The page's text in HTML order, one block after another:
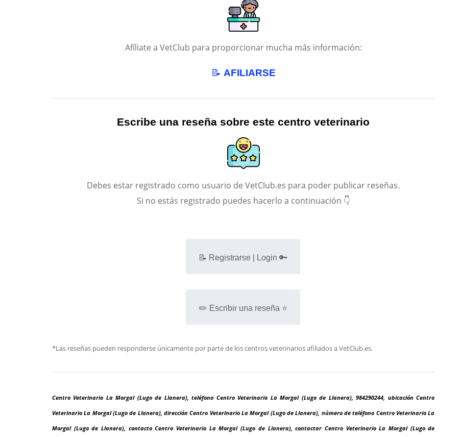
Afíliate a VetClub para proporcionar mucha más información:
📝 AFILIARSE
Escribe una reseña sobre este centro veterinario
Debes estar registrado como usuario de VetClub.es para poder publicar reseñas.
Si no estás registrado puedes hacerlo a continuación 👇
📝 Registrarse | Login 🔑
✏️ Escribir una reseña ⭐
*Las reseñas pueden responderse únicamente por parte de los centros veterinarios afiliados a VetClub.es.
Centro Veterinario La Morgal (Lugo de Llanera), teléfono Centro Veterinario La Morgal (Lugo de Llanera), 984290244, ubicación Centro
Veterinario La Morgal (Lugo de Llanera), dirección Centro Veterinario La Morgal (Lugo de Llanera), número de teléfono Centro Veterinario La
Morgal (Lugo de Llanera), contacto Centro Veterinario La Morgal (Lugo de Llanera), contactar Centro Veterinario La Morgal (Lugo de